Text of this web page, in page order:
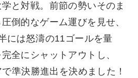
と対戦。前節の勢いそのま
倒的なゲーム運びを見せ、
には怒濤の11ゴールを量
全にシャットアウトし、
準決勝進出を決めました！